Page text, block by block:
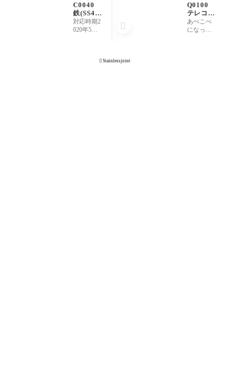
C0040
鉄(SS40
0)カバー
対応時期2
020年5月
Q0100
テレコと
は何を意
味してい
あべこべ
になって

 Stainlessjoint